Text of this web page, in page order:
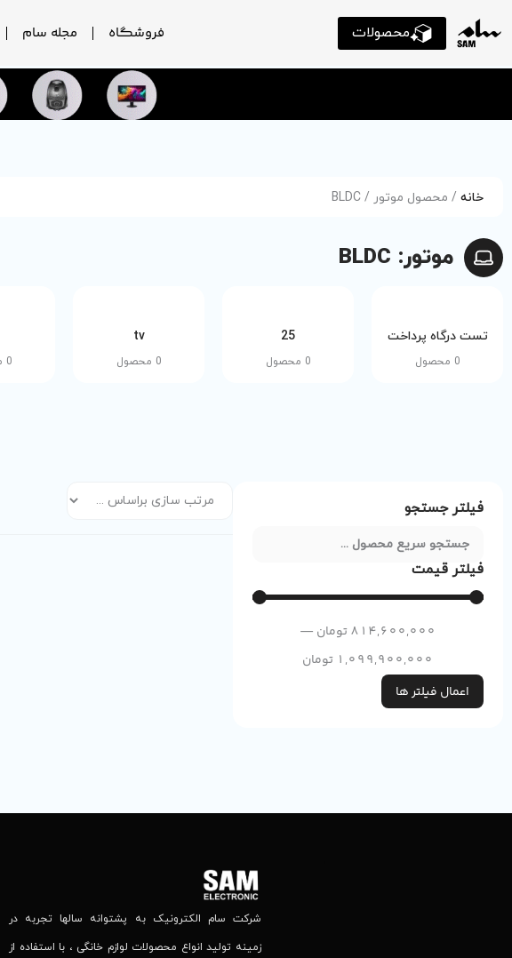
محصولات فروشگاه مجله سام
خانه / محصول موتور / BLDC
موتور: BLDC
تست درگاه پرداخت
0 محصول
25
0 محصول
tv
0 محصول 0 محصول
فیلتر جستجو
فیلتر قیمت
814,600,000تومان —
1,099,900,000 تومان
اعمال فیلتر ها
شرکت سام الکترونیک به پشتوانه‌ سالها تجربه در
زمینه تولید انواع محصولات لوازم خانگی ، با استفاده از